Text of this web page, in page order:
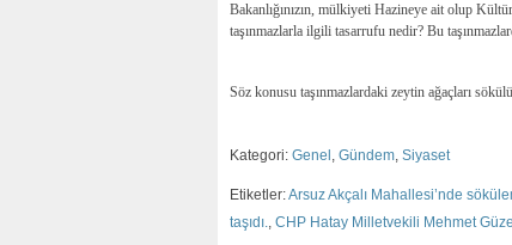
Bakanlığınızın, mülkiyeti Hazineye ait olup
taşınmazlarla ilgili tasarrufu nedir? Bu
Söz konusu taşınmazlardaki zeytin ağaçları
Kategori: Genel , Gündem, Siyaset
Etiketler:Arsuz Akçalı Mahallesi’nde
taşıdı., CHP Hatay Milletvekili Mehmet